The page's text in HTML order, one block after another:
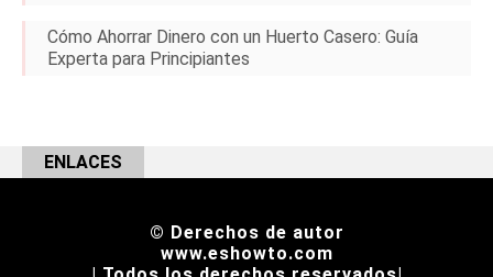
Cómo Ahorrar Dinero con un Huerto Casero: Guía
Experta para Principiantes
ENLACES
© Derechos de autor
www.eshowto.com